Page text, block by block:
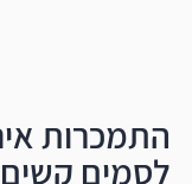
התמכרות
לסמים קשים